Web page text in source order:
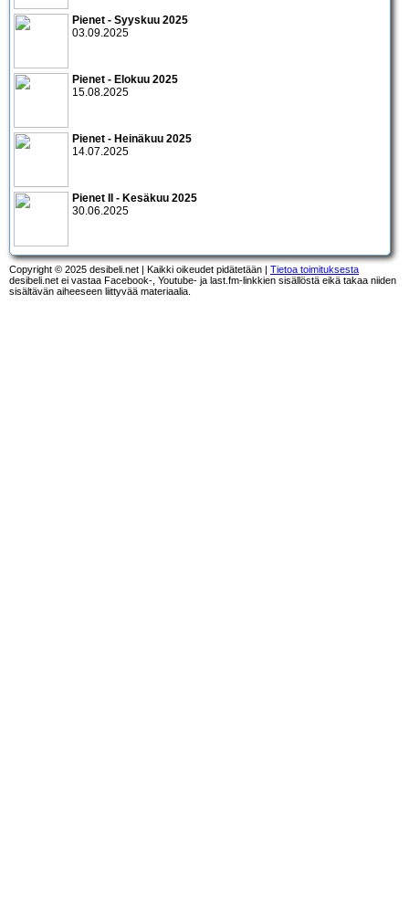
Pienet - Syyskuu 2025
03.09.2025
Pienet - Elokuu 2025
15.08.2025
Pienet - Heinäkuu 2025
14.07.2025
Pienet II - Kesäkuu 2025
30.06.2025
Copyright © 2025 desibeli.net | Kaikki oikeudet pidätetään | Tietoa toimituksesta
desibeli.net ei vastaa Facebook-, Youtube- ja last.fm-linkkien sisällöstä eikä takaa niiden
sisältävän aiheeseen liittyvää materiaalia.